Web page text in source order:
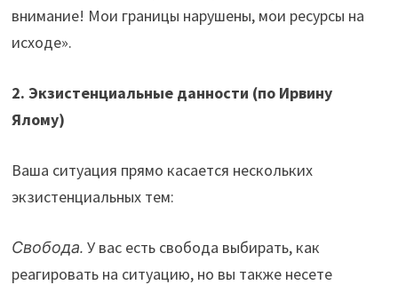
внимание! Мои границы нарушены, мои ресурсы на
исходе».
2. Экзистенциальные данности (по Ирвину
Ялому)
Ваша ситуация прямо касается нескольких
экзистенциальных тем:
Свобода. У вас есть свобода выбирать, как
реагировать на ситуацию, но вы также несете